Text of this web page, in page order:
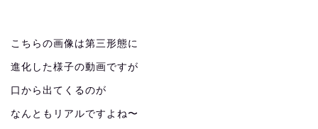
こちらの画像は第三形態に
進化した様子の動画ですが
口から出てくるのが
なんともリアルですよね〜